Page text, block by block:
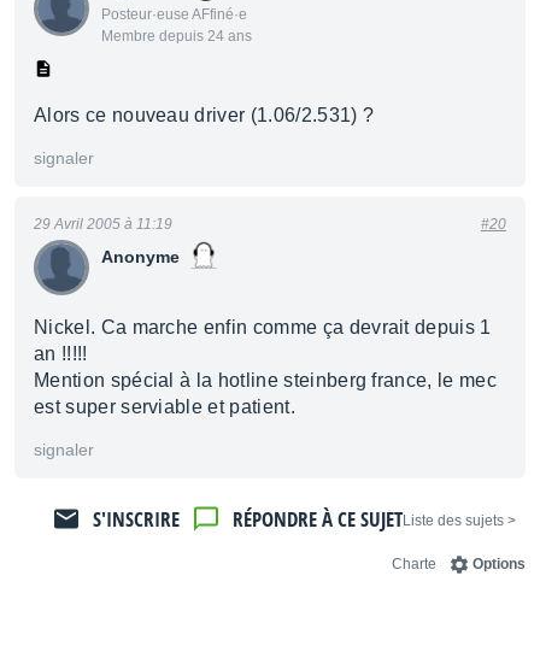
Posteur·euse AFfiné·e
Membre depuis 24 ans
Alors ce nouveau driver (1.06/2.531) ?
signaler
Anonyme
29 Avril 2005 à 11:19 #20
Nickel. Ca marche enfin comme ça devrait depuis 1
an !!!!!
Mention spécial à la hotline steinberg france, le mec
est super serviable et patient.
signaler
< Liste des sujets
RÉPONDRE À CE SUJET
S'INSCRIRE
Options
Charte